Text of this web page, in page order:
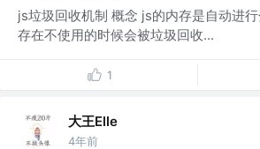
js垃圾回收机制 概念 js的内存是自动进
存在不使用的时候会被垃圾回收...
1
大王Elle
4年前